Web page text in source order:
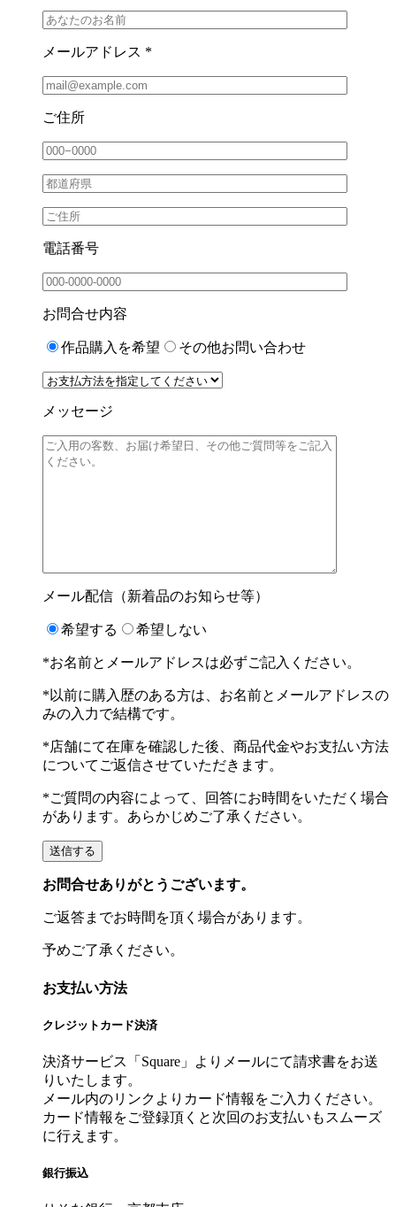
メールアドレス *
ご住所
電話番号
お問合せ内容
作品購入を希望 その他お問い合わせ
メッセージ
メール配信（新着品のお知らせ等）
希望する 希望しない
*お名前とメールアドレスは必ずご記入ください。
*以前に購入歴のある方は、お名前とメールアドレスの
みの入力で結構です。
*店舗にて在庫を確認した後、商品代金やお支払い方法
についてご返信させていただきます。
*ご質問の内容によって、回答にお時間をいただく場合
があります。あらかじめご了承ください。
お問合せありがとうございます。
ご返答までお時間を頂く場合があります。
予めご了承ください。
お支払い方法
クレジットカード決済
決済サービス「Square」よりメールにて請求書をお送
りいたします。
メール内のリンクよりカード情報をご入力ください。
カード情報をご登録頂くと次回のお支払いもスムーズ
に行えます。
銀行振込